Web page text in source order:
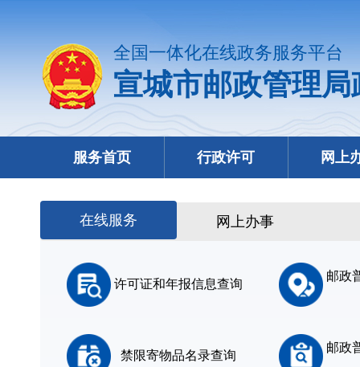
全国一体化在线政务服务平台
宣城市邮政管理
服务首页 行政许可 网上
在线服务 网上办事
许可证和年报信息查询
邮政
禁限寄物品名录查询
邮政